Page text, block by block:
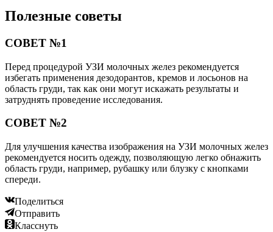
Полезные советы
СОВЕТ №1
Перед процедурой УЗИ молочных желез рекомендуется
избегать применения дезодорантов, кремов и лосьонов на
область груди, так как они могут искажать результаты и
затруднять проведение исследования.
СОВЕТ №2
Для улучшения качества изображения на УЗИ молочных желез
рекомендуется носить одежду, позволяющую легко обнажить
область груди, например, рубашку или блузку с кнопками
спереди.
Поделиться
Отправить
Класснуть